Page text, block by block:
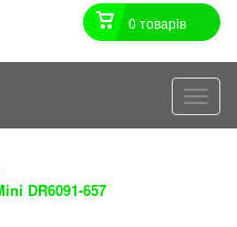
0 товарiв
DR6091-657